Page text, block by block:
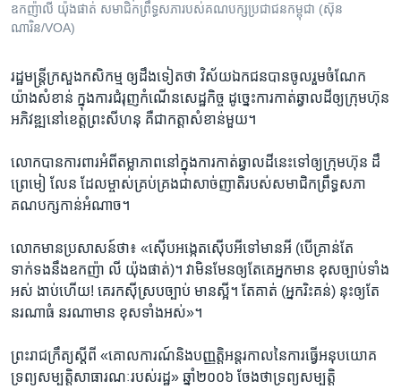
ឧកញ៉ាលី យ៉ុងផាត់ សមាជិកព្រឹទ្ធសភារបស់គណបក្សប្រជាជនកម្ពុជា (ស៊ុន
ណារិន/VOA)
រដ្ឋមន្រ្តី​ក្រសួង​កសិកម្ម​ ឲ្យ​ដឹង​ទៀត​ថា​ វិស័យ​ឯកជន​បាន​ចូលរួម​ចំណែក​
យ៉ាង​សំខាន់ ​ក្នុង​ការ​ជំរុញ​កំណើន​សេដ្ឋកិច្ច​ ដូច្នេះ​ការ​កាត់​ឆ្វាល​ដី​ឲ្យ​ក្រុមហ៊ុន​
អភិវឌ្ឍ​នៅ​ខេត្ត​ព្រះ​សីហនុ​ គឺ​ជា​កត្តា​សំខាន់​មួយ។​
លោក​បាន​ការពារ​អំពី​តម្លាភាព​នៅ​ក្នុង​ការ​កាត់​ឆ្វាល​ដី​នេះ​ទៅ​ឲ្យ​ក្រុមហ៊ុន ​ដឹ
ព្រេមៀ លែន ​ដែល​ម្ចាស់​គ្រប់គ្រង​ជា​សាច់​ញាតិ​របស់​សមាជិក​ព្រឹទ្ធសភា​
គណបក្ស​កាន់​អំណាច។​
លោក​មាន​ប្រសាសន៍​ថា៖​ «ស៊ើប​អង្កេត​ស៊ើប​អី​ទៅ​មាន​អី​ (បើ​គ្រាន់​តែ​
ទាក់ទង​នឹង​ឧកញ៉ា​ លី យ៉ុង​ផាត់)។​ វា​មិន​មែន​ឲ្យ​តែ​គេ​អ្នក​មាន ​ខុស​ច្បាប់​ទាំង​
អស់ ​ងាប់​ហើយ! ​គេ​រក​ស៊ី​ស្រប​ច្បាប់​ មាន​ស្អី។​ តែ​គាត់ ​(អ្នក​រិះគន់)​ នុះ​ឲ្យ​តែ​
នរណា​ធំ​ នរណា​មាន​ ខុស​ទាំង​អស់»។​
ព្រះ​រាជក្រឹត្យ​ស្តីពី​ «គោល​ការណ៍​និង​បញ្ញត្តិ​អន្តរ​កាល​នៃ​ការ​ធ្វើ​អនុបយោគ​
ទ្រព្យ​សម្បត្តិ​សាធារណៈ​របស់​រដ្ឋ» ​ឆ្នាំ​២០០៦​ ចែង​ថា​ទ្រព្យ​សម្បត្តិ​